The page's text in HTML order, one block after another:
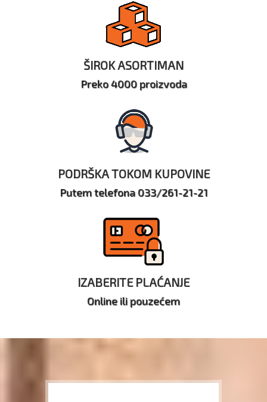
ŠIROK ASORTIMAN
Preko 4000 proizvoda
PODRŠKA TOKOM KUPOVINE
Putem telefona 033/261-21-21
IZABERITE PLAĆANJE
Online ili pouzećem